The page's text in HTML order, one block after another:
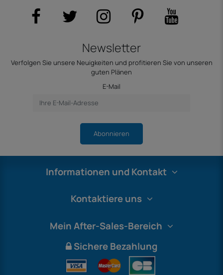
Newsletter
Verfolgen Sie unsere Neuigkeiten und profitieren Sie von unseren
guten Plänen
E-Mail
Abonnieren
Informationen und Kontakt
Kontaktiere uns
Mein After-Sales-Bereich
Sichere Bezahlung